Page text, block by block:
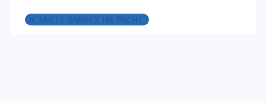
ОСТАВТЕ ЗАЯВКУ НА РАСЧЕТ